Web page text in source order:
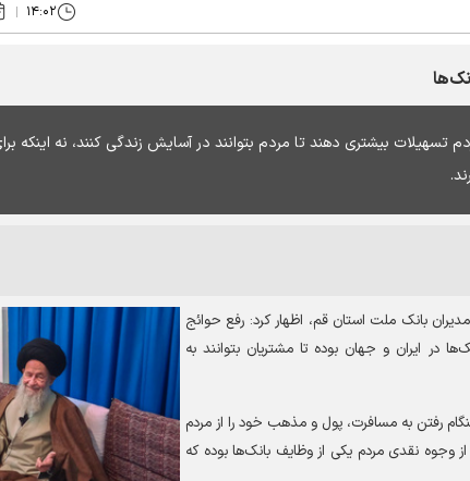
۱۴:۰۲
تسهیلات بیشتری دهند تا مردم بتوانند در آسایش زندگی کنند، نه اینکه
بانک ملت استان قم، اظهار کرد: رفع حوائج
در ایران و جهان بوده تا مشتریان بتوانند به
رفتن به مسافرت، پول و مذهب خود را از مردم
وجوه نقدی مردم یکی از وظایف بانک‌ها بوده که